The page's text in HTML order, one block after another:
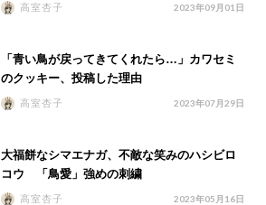
高室杏子 2023年09月01日
「青い鳥が戻ってきてくれたら…」カワセミ
のクッキー、投稿した理由
高室杏子 2023年07月29日
大福餅なシマエナガ、不敵な笑みのハシビロ
コウ 「鳥愛」強めの刺繍
高室杏子 2023年05月16日